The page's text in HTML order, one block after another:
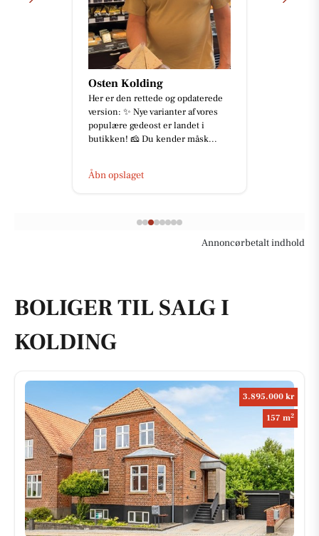
Osten Kolding
Her er den rettede og opdaterede
version: ✨ Nye varianter af vores
populære gedeost er landet i
butikken! 🧀 Du kender måsk...
Åbn opslaget
Annoncørbetalt indhold
BOLIGER TIL SALG I
KOLDING
3.895.000 kr
157 m2